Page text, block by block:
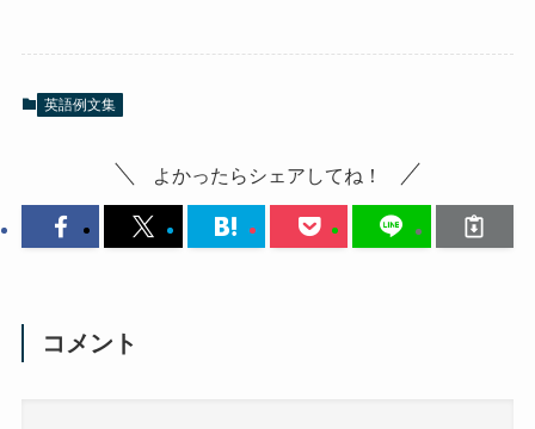
英語例文集
よかったらシェアしてね！
コメント